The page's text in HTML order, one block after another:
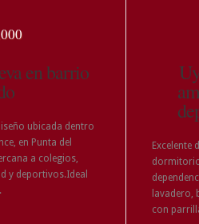
en barrio
ubicada dentro
en Punta del
a colegios,
y deportivos.Ideal
Excelente
lavadero,
con